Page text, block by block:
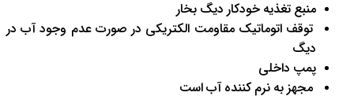
منبع تغذیه خودکار دیگ بخار
توقف اتوماتیک مقاومت الکتریکی در صورت عدم وجود آب در
دیگ
پمپ داخلی
مجهز به نرم کننده آب است